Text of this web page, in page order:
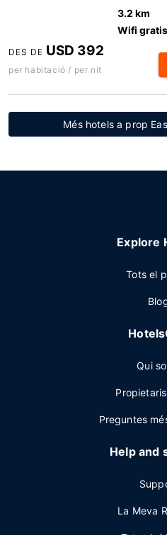
3.2 km
Wifi gratis
DES DE USD 392
per habitació / per nit
Més hotels a prop
Explore
Tots el
Qui
Preguntes
Help and
La Meva